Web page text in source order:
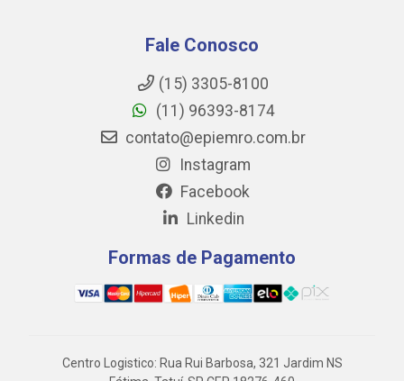
Fale Conosco
(15) 3305-8100
(11) 96393-8174
contato@epiemro.com.br
Instagram
Facebook
Linkedin
Formas de Pagamento
Centro Logistico: Rua Rui Barbosa, 321 Jardim NS